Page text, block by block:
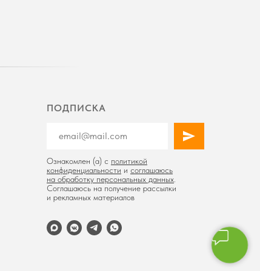
ПОДПИСКА
Ознакомлен (а) с политикой
конфиденциальности и соглашаюсь
на обработку персональных данных
Соглашаюсь на получение рассылки
и рекламных материалов